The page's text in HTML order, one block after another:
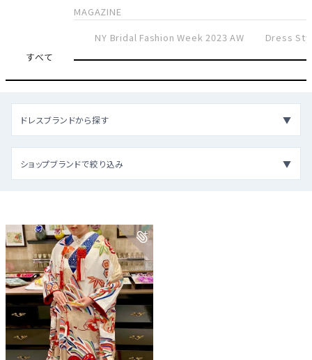
すべて
MAGAZINE
NY Bridal Fashion Week 2023 AW
Dress
ドレスブランドから探す
ショップブランドで絞り込み